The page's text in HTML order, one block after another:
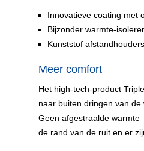
Innovatieve coating met
Bijzonder warmte-
Kunststof
Meer comfort
Het high-tech-product
naar buiten dringen van de
Geen afgestraalde warmte
de rand van de ruit en er